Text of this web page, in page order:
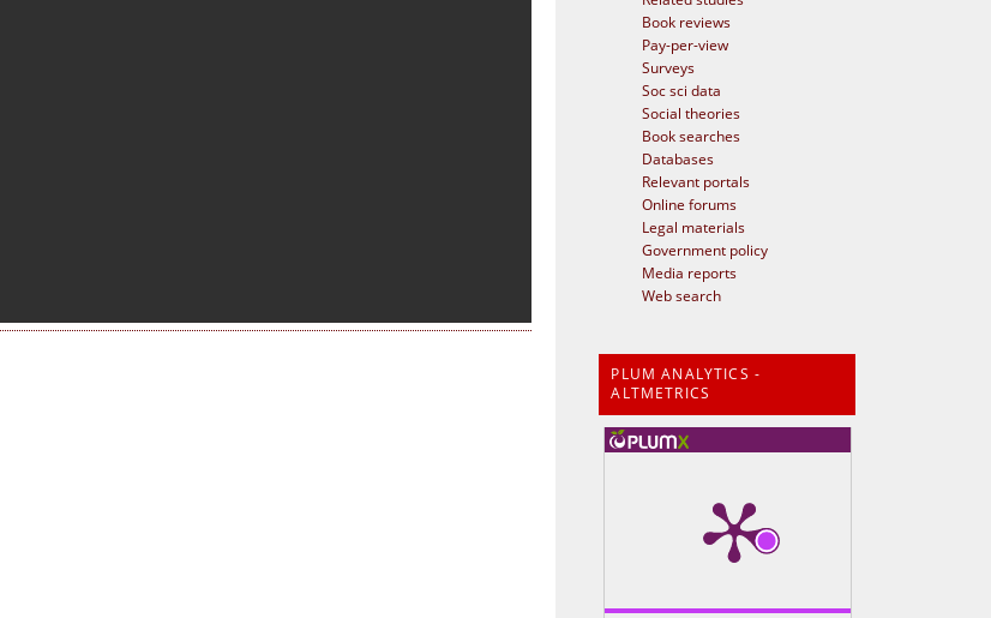
Book reviews
Pay-per-view
Surveys
Soc sci data
Social theories
Book searches
Databases
Relevant portals
Online forums
Legal materials
Government policy
Media reports
Web search
PLUM ANALYTICS -
ALTMETRICS